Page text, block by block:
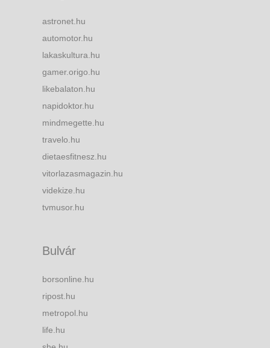
astronet.hu
automotor.hu
lakaskultura.hu
gamer.origo.hu
likebalaton.hu
napidoktor.hu
mindmegette.hu
travelo.hu
dietaesfitnesz.hu
vitorlazasmagazin.hu
videkize.hu
tvmusor.hu
Bulvár
borsonline.hu
ripost.hu
metropol.hu
life.hu